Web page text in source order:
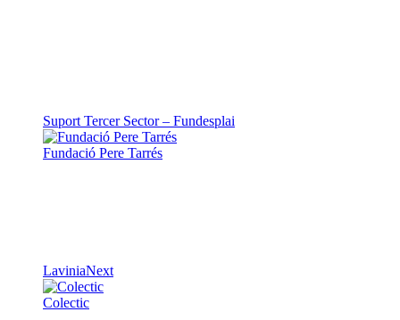
Suport Tercer Sector – Fundesplai
Fundació Pere Tarrés
LaviniaNext
Colectic